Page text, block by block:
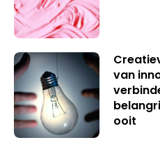
van
ooit